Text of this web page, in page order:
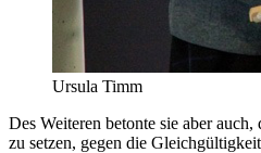
Ursula Timm
Des Weiteren betonte sie aber auch,
zu setzen, gegen die